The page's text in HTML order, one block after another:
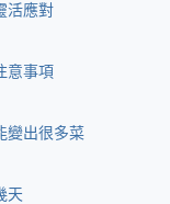
活應對
意事項
變出很多菜
天